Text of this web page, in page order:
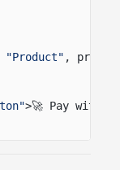
"Product" , price:
>🚀 Pay with